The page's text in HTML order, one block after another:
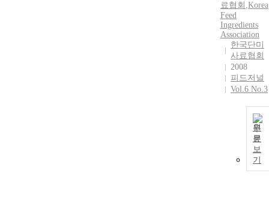
료협회 ,Korea
Feed
Ingredients
Association
한국단미
사료협회
2008
피드저널
Vol.6 No.3
원
문
보
기